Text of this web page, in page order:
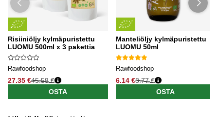
Risiiniöljy kylmäpuristettu
LUOMU 500ml x 3 pakettia
Rawfoodshop
27.35 €45.58 €
OSTA
Manteliöljy kylmäpuristettu
LUOMU 50ml
Rawfoodshop
6.14 €8.77 €
OSTA